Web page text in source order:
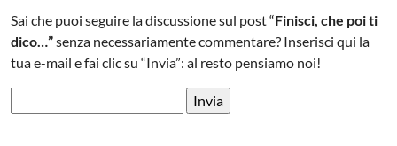
Sai che puoi seguire la discussione sul post “Finisci, che poi ti
dico…”senza necessariamente commentare? Inserisci qui la
tua e-mail e fai clic su “Invia”: al resto pensiamo noi!